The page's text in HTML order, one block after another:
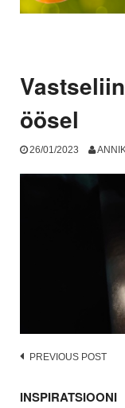
öösel
26/01/2023
Post
PREVIOUS POST
INSPIRATSIOONI